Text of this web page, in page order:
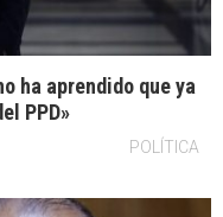
ha aprendido que ya
PPD»
POLÍTICA